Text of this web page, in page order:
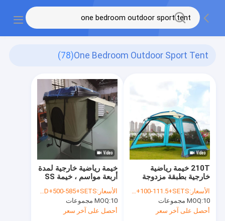
One Bedroom Outdoor Sport Tent
(78)
خيمة رياضية خارجية لمدة
أربعة مواسم ، خيمة SS
السطح
الأسعار:USD+500-585+SETS
MOQ:10 مجموعات
أحصل على آخر سعر
210T خيمة رياضية
خارجية بطبقة مزدوجة
أوتوماتيكية 4 إلى 6 خيام
رجال
الأسعار:USD+100-111.5+SETS
MOQ:10 مجموعات
أحصل على آخر سعر